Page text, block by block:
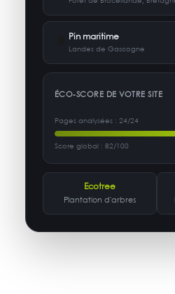
Pin maritime
Landes de Gascogne
ÉCO-SCORE DE VOTRE SITE
Pages analysées : 24/24
Score global : 82/100
Ecotree
Plantation d'arbres